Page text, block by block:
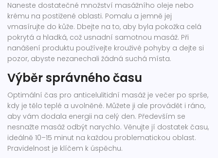
Naneste dostatečné množství masážního oleje nebo
krému na postižené oblasti. Pomalu a jemně jej
vmasírujte do kůže. Dbejte na to, aby byla pokožka celá
pokrytá a hladká, což usnadní samotnou masáž. Při
nanášení produktu používejte krouživé pohyby a dejte si
pozor, abyste nezanechali žádná suchá místa.
Výběr správného času
Optimální čas pro anticelulitidní masáž je večer po sprše,
kdy je tělo teplé a uvolněné. Můžete ji ale provádět i ráno,
aby vám dodala energii na celý den. Především se
nesnažte masáž odbýt narychlo. Věnujte jí dostatek času,
ideálně 10–15 minut na každou problematickou oblast.
Pravidelnost je klíčem k úspěchu.